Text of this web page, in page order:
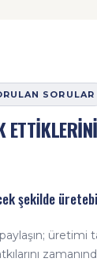
SORULAR
şekilde
üretimi